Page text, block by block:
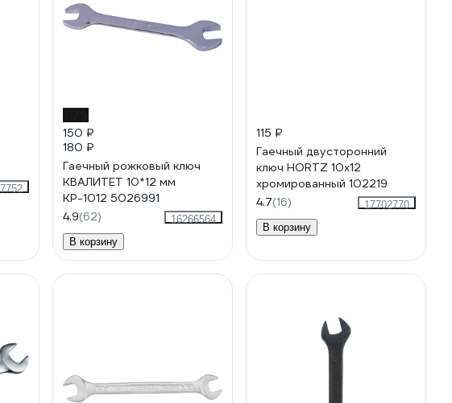
150 ₽
180 ₽
Гаечный рожковый ключ
КВАЛИТЕТ 10*12 мм
КР-1012 5026991
4.9(62)
16266564
В корзину
115 ₽
Гаечный двусторонний
ключ HORTZ 10х12
хромированный 102219
4.7(16)
17702770
В корзину